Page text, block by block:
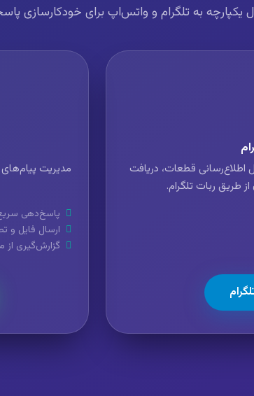
یکپارچه به تلگرام و واتس‌اپ برای خودکارسازی
اطلاع‌رسانی قطعات، دریافت
طریق ربات تلگرام.
مدیریت
پاسخ‌دهی
ارسال فایل و
گزارش‌گیری از